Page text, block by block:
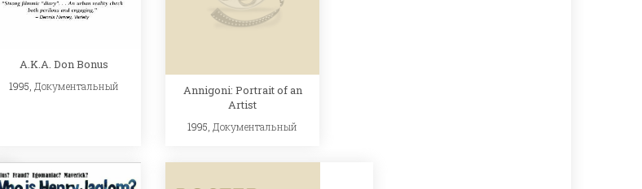
A.K.A. Don Bonus
1995, Документальный
Annigoni: Portrait of an
Artist
1995, Документальный